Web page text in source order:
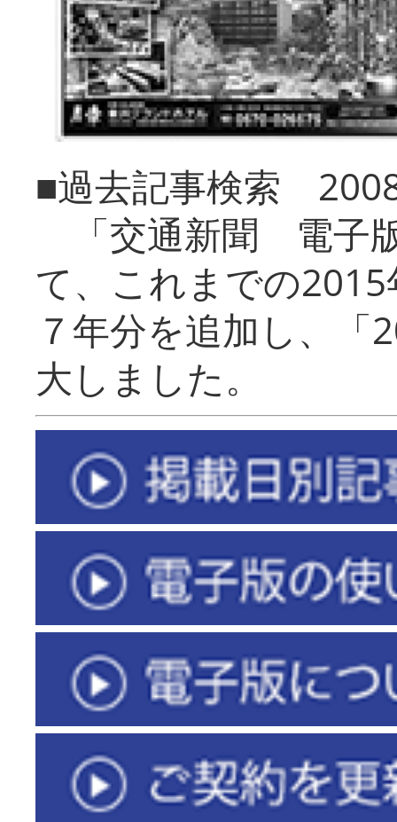
■過去記事検索
「交通新聞 電子
て、これまでの
７年分を追加し、「
大しまし